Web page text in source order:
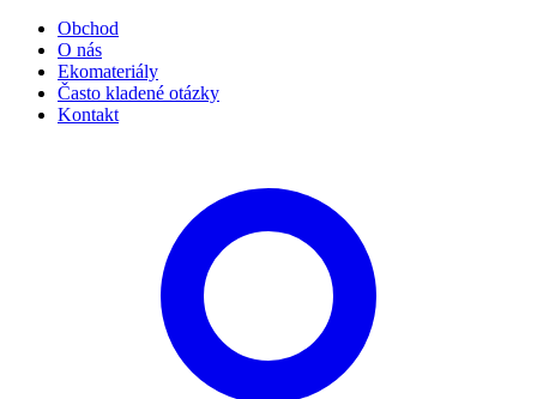
Obchod
O nás
Ekomateriály
Často kladené otázky
Kontakt